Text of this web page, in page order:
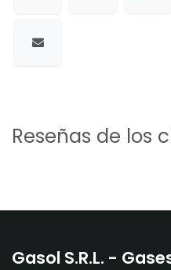
Reseñas de los
Gasol S.R.L. -